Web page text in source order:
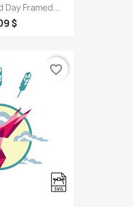
Day Framed...
$
favorite_border